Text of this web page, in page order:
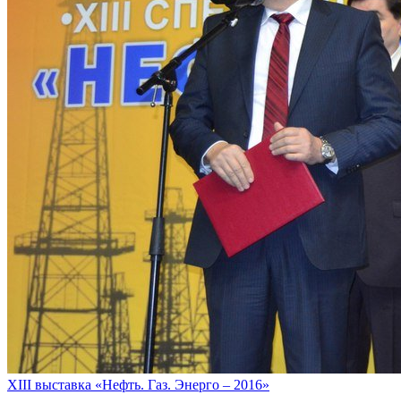
XIII выставка «Нефть. Газ. Энерго – 2016»